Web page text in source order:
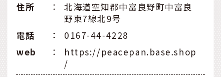
住所
：
北海道空知郡中富良野町中富良
野東7線北9号
電話
：
0167-44-4228
web
：
https://peacepan.base.shop
/